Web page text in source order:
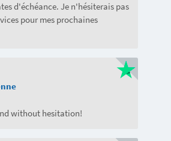
d'échéance. Je n'hésiterais pas
pour mes prochaines
without hesitation!